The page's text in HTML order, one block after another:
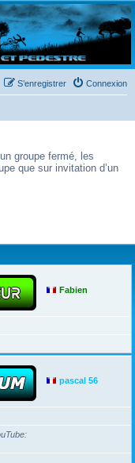
. Bonne navigation sur le site
Connexion
S’enregistrer
groupe fermé, les
que sur invitation d’un
Fabien
pascal 56